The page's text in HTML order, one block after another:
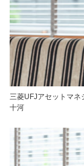
三菱UFJアセットマネ
十河